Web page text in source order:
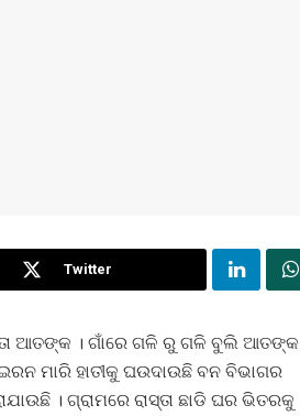
Twitter
ଆତଙ୍କ । ଗାଁରେ ଗଳି ରୁ ଗଳି ବୁଲି ଆତଙ୍କ
ମାରି ହାତୀକୁ ଘଉଦାଉଛି ବନ ବିଭାଗର
। ଗ୍ରାମରେ ରାସ୍ତା ଛାଡି ଘର ଭିତରକୁ